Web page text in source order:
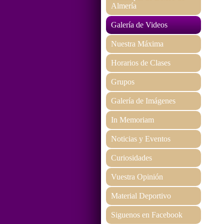
Almería
Galería de Videos
Nuestra Máxima
Horarios de Clases
Grupos
Galería de Imágenes
In Memoriam
Noticias y Eventos
Curiosidades
Vuestra Opinión
Material Deportivo
Siguenos en Facebook